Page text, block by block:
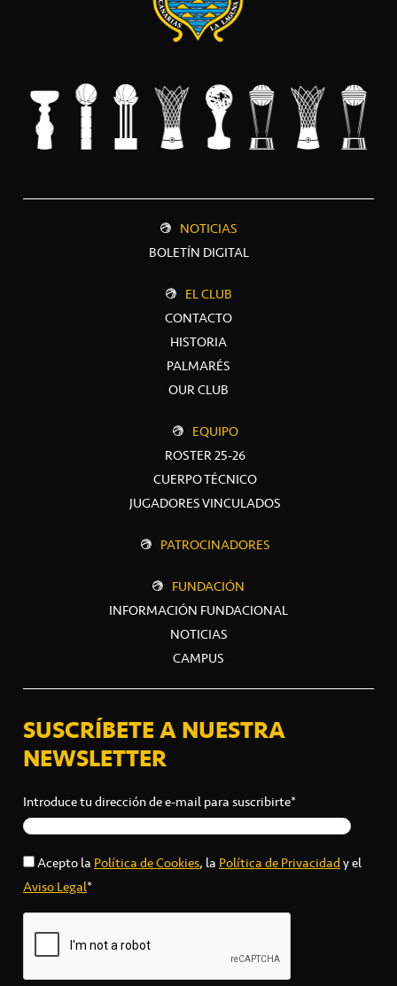
NOTICIAS
BOLETÍN DIGITAL
EL CLUB
CONTACTO
HISTORIA
PALMARÉS
OUR CLUB
EQUIPO
ROSTER 25-26
CUERPO TÉCNICO
JUGADORES VINCULADOS
PATROCINADORES
FUNDACIÓN
INFORMACIÓN FUNDACIONAL
NOTICIAS
CAMPUS
SUSCRÍBETE A NUESTRA
NEWSLETTER
Introduce tu dirección de e-mail para suscribirte*
Acepto la Política de Cookies, la Política de Privacidady el
Aviso Legal*